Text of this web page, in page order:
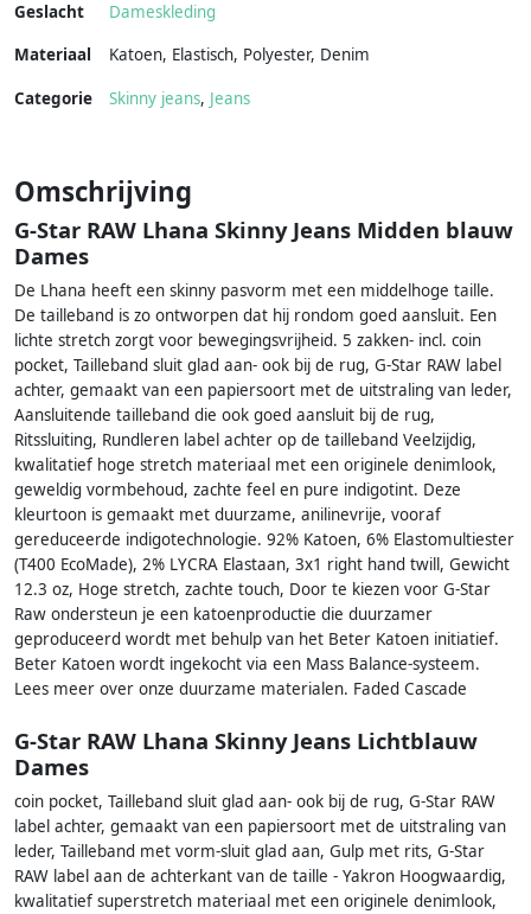
Geslacht
Dameskleding
Materiaal
Katoen, Elastisch, Polyester, Denim
Categorie Skinny jeans, Jeans
Omschrijving
G-Star RAW Lhana Skinny Jeans Midden blauw
Dames
De Lhana heeft een skinny pasvorm met een middelhoge taille.
De tailleband is zo ontworpen dat hij rondom goed aansluit. Een
lichte stretch zorgt voor bewegingsvrijheid. 5 zakken- incl. coin
pocket, Tailleband sluit glad aan- ook bij de rug, G-Star RAW label
achter, gemaakt van een papiersoort met de uitstraling van leder,
Aansluitende tailleband die ook goed aansluit bij de rug,
Ritssluiting, Rundleren label achter op de tailleband Veelzijdig,
kwalitatief hoge stretch materiaal met een originele denimlook,
geweldig vormbehoud, zachte feel en pure indigotint. Deze
kleurtoon is gemaakt met duurzame, anilinevrije, vooraf
gereduceerde indigotechnologie. 92% Katoen, 6% Elastomultiester
(T400 EcoMade), 2% LYCRA Elastaan, 3x1 right hand twill, Gewicht
12.3 oz, Hoge stretch, zachte touch, Door te kiezen voor G-Star
Raw ondersteun je een katoenproductie die duurzamer
geproduceerd wordt met behulp van het Beter Katoen initiatief.
Beter Katoen wordt ingekocht via een Mass Balance-systeem.
Lees meer over onze duurzame materialen. Faded Cascade
G-Star RAW Lhana Skinny Jeans Lichtblauw
Dames
coin pocket, Tailleband sluit glad aan- ook bij de rug, G-Star RAW
label achter, gemaakt van een papiersoort met de uitstraling van
leder, Tailleband met vorm-sluit glad aan, Gulp met rits, G-Star
RAW label aan de achterkant van de taille - Yakron Hoogwaardig,
kwalitatief superstretch materiaal met een originele denimlook,